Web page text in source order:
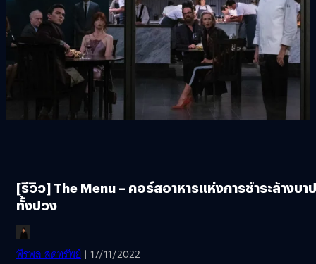
[รีวิว] The Menu – คอร์สอาหารแห่งการชำระล้างบาป
ทั้งปวง
พีรพล สดทรัพย์ | 17/11/2022